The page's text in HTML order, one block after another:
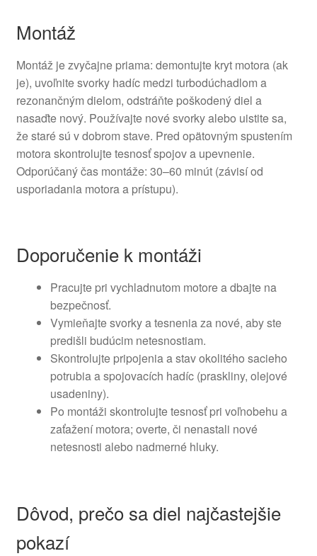
Montáž
Montáž je zvyčajne priama: demontujte kryt motora (ak
je), uvoľnite svorky hadíc medzi turbodúchadlom a
rezonančným dielom, odstráňte poškodený diel a
nasaďte nový. Používajte nové svorky alebo uistite sa,
že staré sú v dobrom stave. Pred opätovným spustením
motora skontrolujte tesnosť spojov a upevnenie.
Odporúčaný čas montáže: 30–60 minút (závisí od
usporiadania motora a prístupu).
Doporučenie k montáži
Pracujte pri vychladnutom motore a dbajte na
bezpečnosť.
Vymieňajte svorky a tesnenia za nové, aby ste
predišli budúcim netesnostiam.
Skontrolujte pripojenia a stav okolitého sacieho
potrubia a spojovacích hadíc (praskliny, olejové
usadeniny).
Po montáži skontrolujte tesnosť pri voľnobehu a
zaťažení motora; overte, či nenastali nové
netesnosti alebo nadmerné hluky.
Dôvod, prečo sa diel najčastejšie
pokazí